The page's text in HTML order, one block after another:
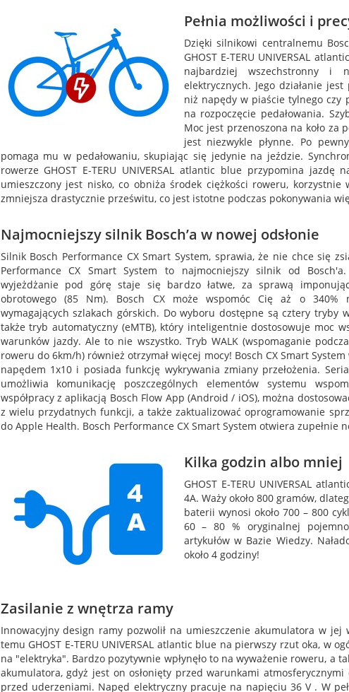
Pełnia możliwości i
Dzięki silnikowi centralnemu
GHOST E-TERU UNIVERSAL
najbardziej wszechstronny i
elektrycznych. Jego działanie
niż napędy w piaście tylnego czy
na rozpoczęcie pedałowania.
Moc jest przenoszona na koło za
jest niezwykle płynne. Po
pomaga mu w pedałowaniu, skupiając się jedynie na jeździe.
rowerze GHOST E-TERU UNIVERSAL atlantic blue przypomina
umieszczony jest nisko, co obniża środek ciężkości roweru,
zmniejsza drastycznie prześwitu, co jest istotne podczas pokonywania
Najmocniejszy silnik Bosch’a w nowej odsłonie
Silnik Bosch Performance CX Smart System, sprawia, że nie chce się
Performance CX Smart System to najmocniejszy silnik od
wyjeżdżanie pod górę staje się bardzo łatwe, za sprawą
obrotowego (85 Nm). Bosch CX może wspomóc Cię aż o 340%
wymagających szlakach górskich. Do wyboru dostępne są cztery tryby
także tryb automatyczny (eMTB), który inteligentnie dostosowuje moc
warunków jazdy. Ale to nie wszystko. Tryb WALK (wspomaganie
roweru do 6km/h) również otrzymał więcej mocy! Bosch CX Smart System
napędem 1x10 i posiada funkcję wykrywania zmiany przełożenia.
umożliwia komunikację poszczególnych elementów systemu
współpracy z aplikacją Bosch Flow App (Android / iOS), można
z wielu przydatnych funkcji, a także zaktualizować oprogramowanie
do Apple Health. Bosch Performance CX Smart System otwiera zupełnie
Kilka godzin albo mniej
GHOST E-TERU UNIVERSAL
4A. Waży około 800 gramów,
baterii wynosi około 700 – 800
60 – 80 % oryginalnej
artykułów w Bazie Wiedzy.
około 4 godziny!
Zasilanie z wnętrza ramy
Innowacyjny design ramy pozwolił na umieszczenie akumulatora w jej
temu GHOST E-TERU UNIVERSAL atlantic blue na pierwszy rzut oka, w
na "elektryka". Bardzo pozytywnie wpłynęło to na wyważenie roweru, a
akumulatora, gdyż jest on osłonięty przed warunkami atmosferycznymi
przed uderzeniami. Napęd elektryczny pracuje na napięciu 36 V . W